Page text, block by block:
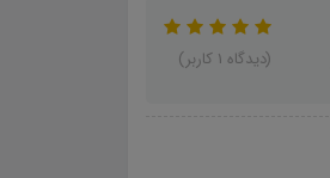
(دیدگاه 1 کاربر)